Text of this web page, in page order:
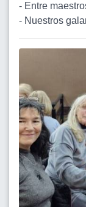
- Entre
- Nuestros